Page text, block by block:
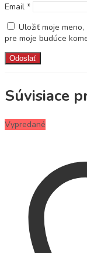
Email *
Uložiť moje
pre moje budúce
Súvisiace
Vypredané